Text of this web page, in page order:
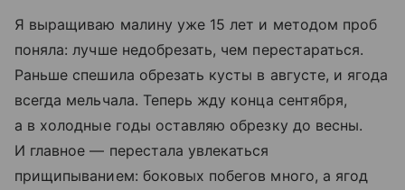
Я выращиваю малину уже 15 лет и методом проб
поняла: лучше недобрезать, чем перестараться.
Раньше спешила обрезать кусты в августе, и ягода
всегда мельчала. Теперь жду конца сентября,
а в холодные годы оставляю обрезку до весны.
И главное — перестала увлекаться
прищипыванием: боковых побегов много, а ягод